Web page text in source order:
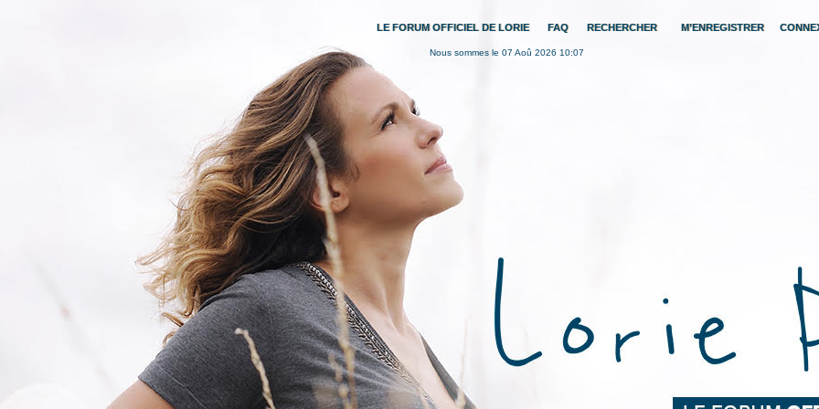
LE FORUM OFFICIEL DE LORIE FAQ RECHERCHER M’ENREGISTRER
Nous sommes le 07 Aoû 2026 10:07